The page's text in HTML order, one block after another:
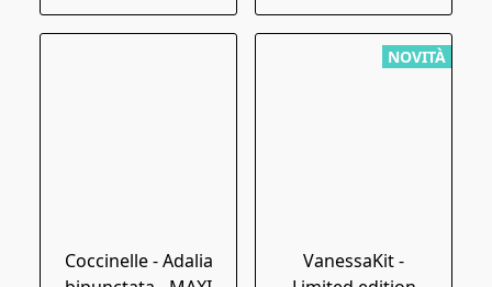
Coccinelle - Adalia
NOVITÀ
VanessaKit -